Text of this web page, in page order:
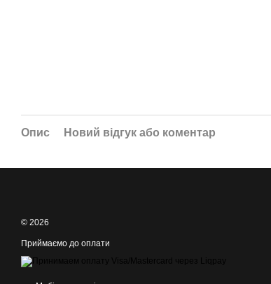
Опис Новий відгук або коментар
© 2026
Приймаємо до оплати